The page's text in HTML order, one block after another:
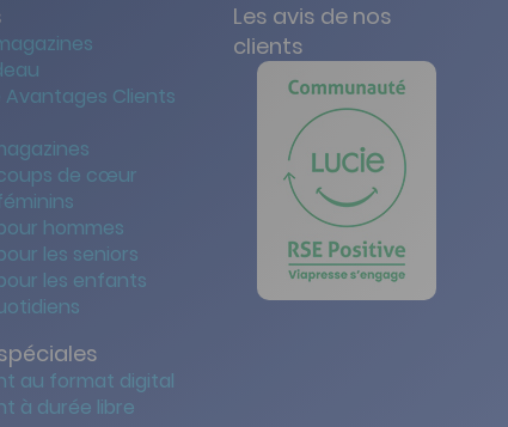
Avantages Clients
de cœur
hommes
les seniors
les enfants
au format digital
à durée libre
Les avis de nos
clients